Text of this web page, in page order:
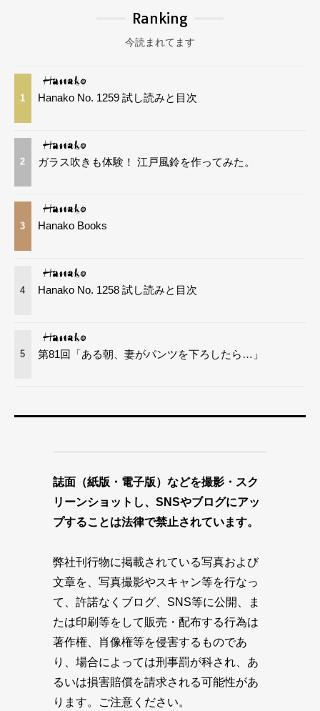
Ranking
今読まれてます
1 Hanako No. 1259 試し読みと目次
2 ガラス吹きも体験！ 江戸風鈴を作ってみた。
3 Hanako Books
4 Hanako No. 1258 試し読みと目次
5 第81回「ある朝、妻がパンツを下ろしたら…」
誌面（紙版・電子版）などを撮影・スク
リーンショットし、SNSやブログにアッ
プすることは法律で禁止されています。
弊社刊行物に掲載されている写真および
文章を、写真撮影やスキャン等を行なっ
て、許諾なくブログ、SNS等に公開、ま
たは印刷等をして販売・配布する行為は
著作権、肖像権等を侵害するものであ
り、場合によっては刑事罰が科され、あ
るいは損害賠償を請求される可能性があ
ります。ご注意ください。